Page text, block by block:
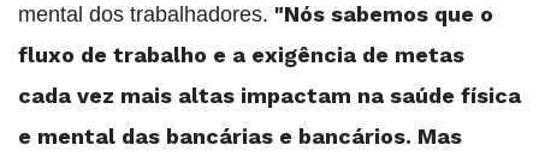
mental dos trabalhadores. "Nós sabemos que o
fluxo de trabalho e a exigência de metas
cada vez mais altas impactam na saúde física
e mental das bancárias e bancários. Mas